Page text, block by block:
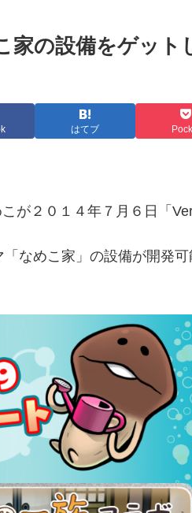
家の設備をゲット
はてブ
が２０１４年７月６日「
なめこ家」の設備が開発